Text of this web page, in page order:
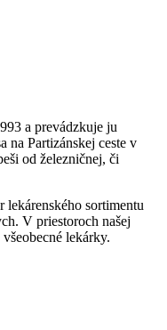
a prevádzkuje ju
na Partizánskej ceste v
od železničnej, či
sortimentu
V priestoroch našej
lekárky.